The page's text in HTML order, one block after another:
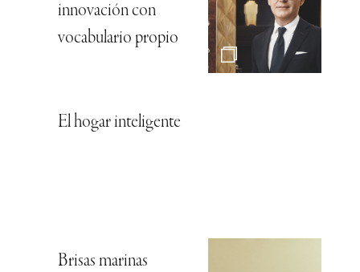
innovación con
vocabulario propio
El hogar inteligente
Brisas marinas